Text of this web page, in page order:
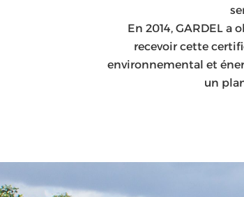
En 2014, GARDEL
recevoir cette
environnemental et
un